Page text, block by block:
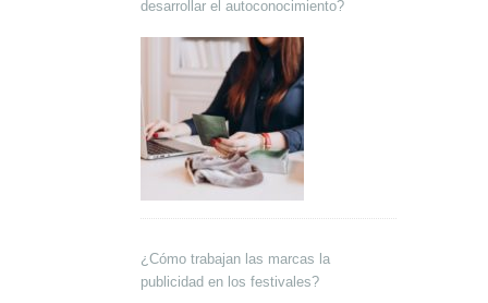
desarrollar el autoconocimiento?
¿Cómo trabajan las marcas la
publicidad en los festivales?